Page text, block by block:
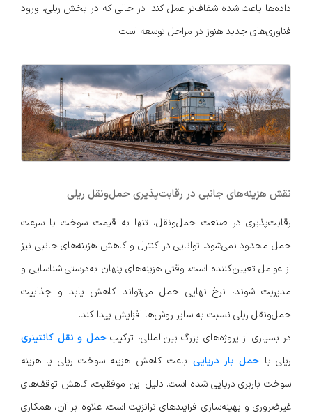
داده‌ها باعث شده شفاف‌تر عمل کند. در حالی که در بخش ریلی، ورود
فناوری‌های جدید هنوز در مراحل توسعه است.
نقش هزینه‌های جانبی در رقابت‌پذیری حمل‌ونقل ریلی
رقابت‌پذیری در صنعت حمل‌ونقل، تنها به قیمت سوخت یا سرعت
حمل محدود نمی‌شود. توانایی در کنترل و کاهش هزینه‌های جانبی نیز
از عوامل تعیین‌کننده است. وقتی هزینه‌های پنهان به‌درستی شناسایی و
مدیریت شوند، نرخ نهایی حمل می‌تواند کاهش یابد و جذابیت
حمل‌ونقل ریلی نسبت به سایر روش‌ها افزایش پیدا کند.
در بسیاری از پروژه‌های بزرگ بین‌المللی، ترکیبحمل و نقل کانتینری
ریلی با حمل بار دریایی باعث کاهش هزینه سوخت ریلی یا هزینه
سوخت باربری دریایی شده است. دلیل این موفقیت، کاهش توقف‌های
غیرضروری و بهینه‌سازی فرآیندهای ترانزیت است. علاوه بر آن، همکاری